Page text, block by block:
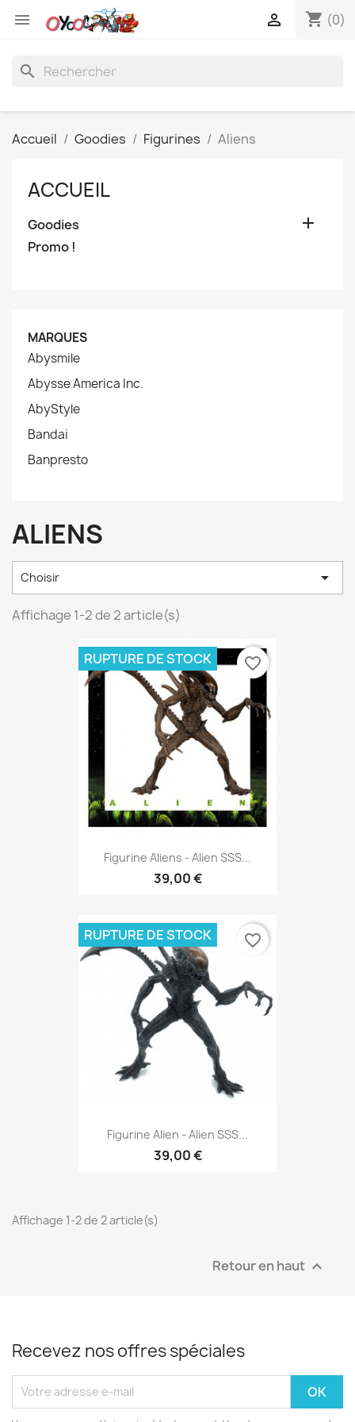
 shopping_cart (0)

search
Accueil Goodies Figurines Aliens
ACCUEIL
Goodies 
Promo !
MARQUES
Abysmile
Abysse America Inc.
AbyStyle
Bandai
Banpresto
ALIENS
Choisir 
Affichage 1-2 de 2 article(s)
Figurine Aliens - Alien SSS...
39,00 €
RUPTURE DE STOCK favorite_border
Figurine Alien - Alien SSS...
39,00 €
RUPTURE DE STOCK favorite_border
Affichage 1-2 de 2 article(s)
Retour en haut 
Recevez nos offres spéciales